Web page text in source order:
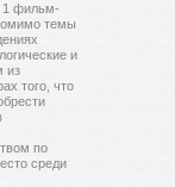
1 фильм-
темы
и
из
того, что
по
среди